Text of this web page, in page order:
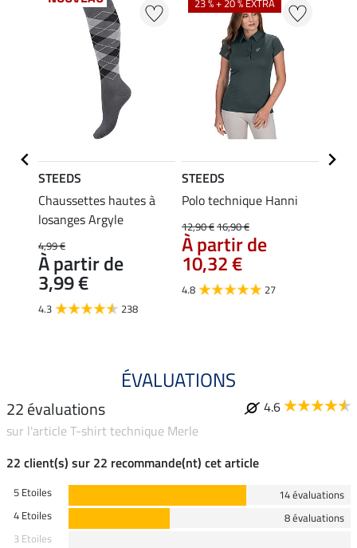
STEEDS
Chaussettes hautes à
losanges Argyle
4,99 €
À partir de
3,99 €
4.3 238
23 % + 20 % EXTRA
STEEDS
Polo technique Hanni
12,90 €16,90 €
À partir de
10,32 €
4.8 27
ÉVALUATIONS
22 évaluations
4.6
sur l'article T-shirt technique Merle
22 client(s) sur 22 recommande(nt) cet article
5 Etoiles
14 évaluations
4 Etoiles
8 évaluations
3 Etoiles